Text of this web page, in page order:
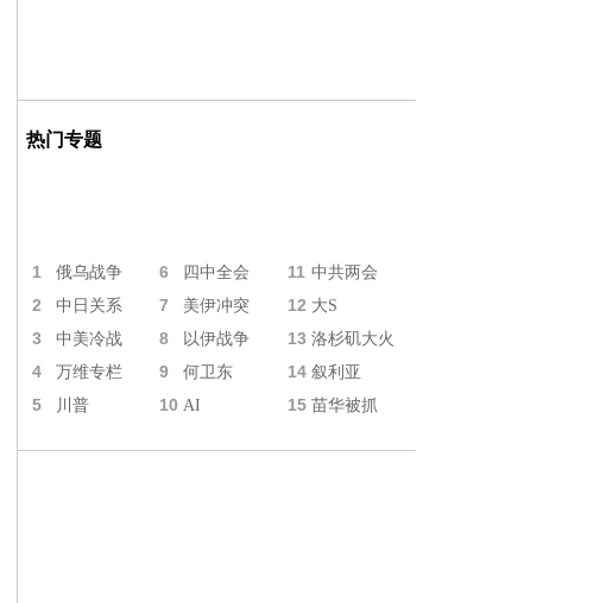
热门专题
1 俄乌战争 6 四中全会 11 中共两会
2 中日关系 7 美伊冲突 12 大S
3 中美冷战 8 以伊战争 13 洛杉矶大火
4 万维专栏 9 何卫东 14 叙利亚
5 川普 10 AI 15 苗华被抓